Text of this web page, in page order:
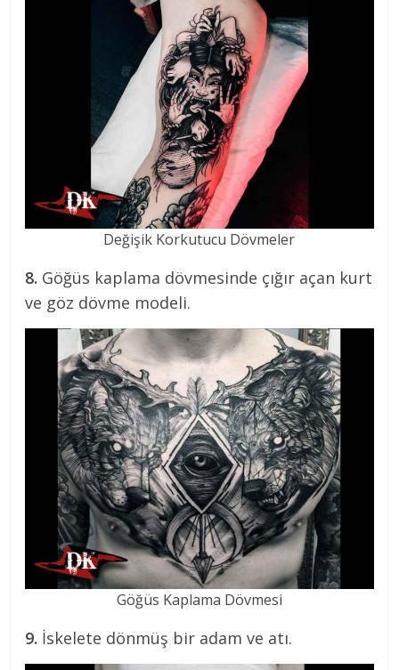
Değişik Korkutucu Dövmeler
8. Göğüs kaplama dövmesinde çığır açan kurt
ve göz dövme modeli.
Göğüs Kaplama Dövmesi
9. İskelete dönmüş bir adam ve atı.